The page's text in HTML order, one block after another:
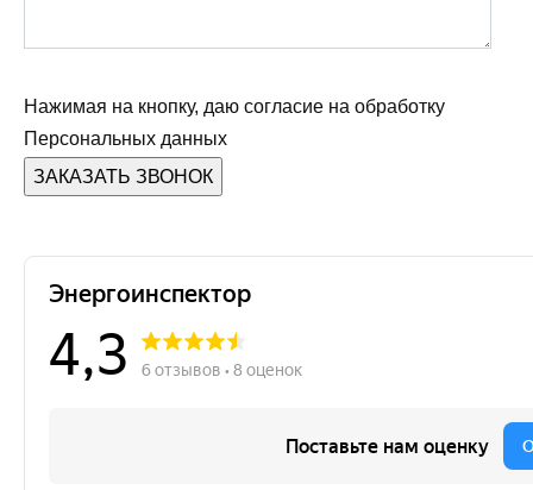
Нажимая на кнопку, даю согласие на обработку
Персональных данных